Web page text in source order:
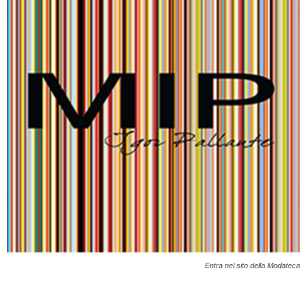
Entra nel sito della Modateca